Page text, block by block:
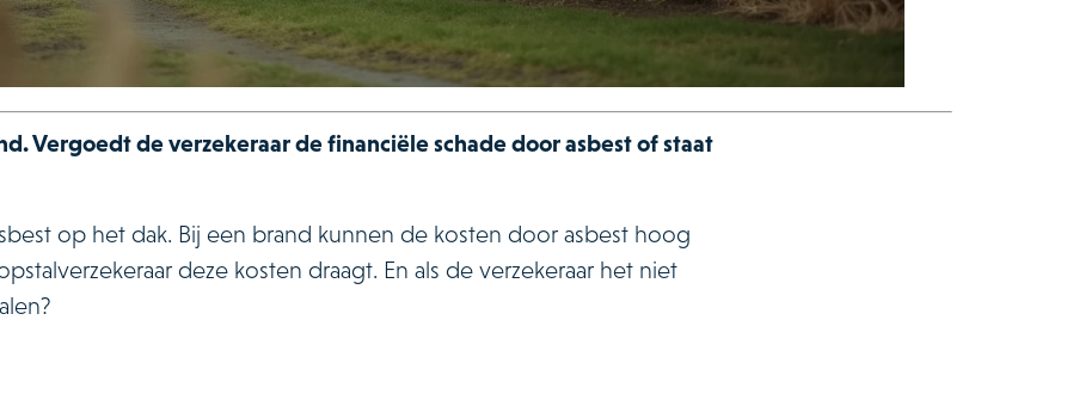
Vergoedt de verzekeraar de financiële schade door asbest of staat
op het dak. Bij een brand kunnen de kosten door asbest hoog
deze kosten draagt. En als de verzekeraar het niet